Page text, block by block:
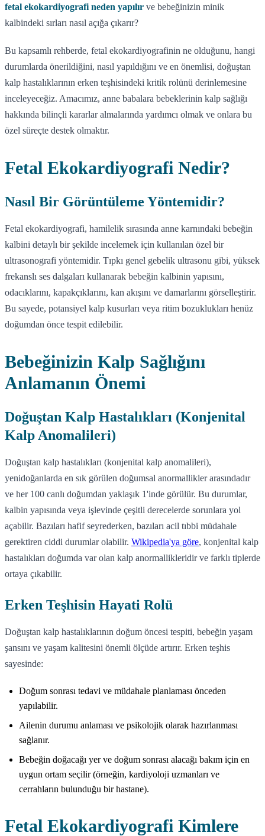
fetal ekokardiyografi neden yapılır ve bebeğinizin minik
kalbindeki sırları nasıl açığa çıkarır?
Bu kapsamlı rehberde, fetal ekokardiyografinin ne olduğunu, hangi
durumlarda önerildiğini, nasıl yapıldığını ve en önemlisi, doğuştan
kalp hastalıklarının erken teşhisindeki kritik rolünü derinlemesine
inceleyeceğiz. Amacımız, anne babalara bebeklerinin kalp sağlığı
hakkında bilinçli kararlar almalarında yardımcı olmak ve onlara bu
özel süreçte destek olmaktır.
Fetal Ekokardiyografi Nedir?
Nasıl Bir Görüntüleme Yöntemidir?
Fetal ekokardiyografi, hamilelik sırasında anne karnındaki bebeğin
kalbini detaylı bir şekilde incelemek için kullanılan özel bir
ultrasonografi yöntemidir. Tıpkı genel gebelik ultrasonu gibi, yüksek
frekanslı ses dalgaları kullanarak bebeğin kalbinin yapısını,
odacıklarını, kapakçıklarını, kan akışını ve damarlarını görselleştirir.
Bu sayede, potansiyel kalp kusurları veya ritim bozuklukları henüz
doğumdan önce tespit edilebilir.
Bebeğinizin Kalp Sağlığını
Anlamanın Önemi
Doğuştan Kalp Hastalıkları (Konjenital
Kalp Anomalileri)
Doğuştan kalp hastalıkları (konjenital kalp anomalileri),
yenidoğanlarda en sık görülen doğumsal anormallikler arasındadır
ve her 100 canlı doğumdan yaklaşık 1'inde görülür. Bu durumlar,
kalbin yapısında veya işlevinde çeşitli derecelerde sorunlara yol
açabilir. Bazıları hafif seyrederken, bazıları acil tıbbi müdahale
gerektiren ciddi durumlar olabilir. Wikipedia'ya göre, konjenital kalp
hastalıkları doğumda var olan kalp anormallikleridir ve farklı tiplerde
ortaya çıkabilir.
Erken Teşhisin Hayati Rolü
Doğuştan kalp hastalıklarının doğum öncesi tespiti, bebeğin yaşam
şansını ve yaşam kalitesini önemli ölçüde artırır. Erken teşhis
sayesinde:
Doğum sonrası tedavi ve müdahale planlaması önceden
yapılabilir.
Ailenin durumu anlaması ve psikolojik olarak hazırlanması
sağlanır.
Bebeğin doğacağı yer ve doğum sonrası alacağı bakım için en
uygun ortam seçilir (örneğin, kardiyoloji uzmanları ve
cerrahların bulunduğu bir hastane).
Fetal Ekokardiyografi Kimlere